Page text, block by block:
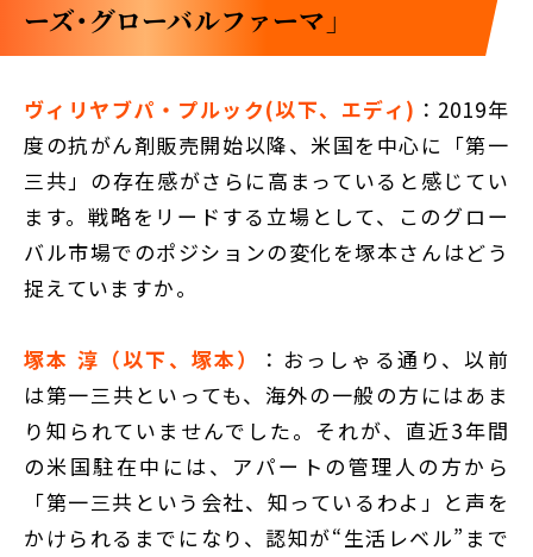
ーズ・グローバルファーマ」
ヴィリヤブパ・プルック(以下、エディ) ：2019年
度の抗がん剤販売開始以降、米国を中心に「第一
三共」の存在感がさらに高まっていると感じてい
ます。戦略をリードする立場として、このグロー
バル市場でのポジションの変化を塚本さんはどう
捉えていますか。
塚本 淳（以下、塚本）
：おっしゃる通り、以前
は第一三共といっても、海外の一般の方にはあま
り知られていませんでした。それが、直近3年間
の米国駐在中には、アパートの管理人の方から
「第一三共という会社、知っているわよ」と声を
かけられるまでになり、認知が“生活レベル”まで